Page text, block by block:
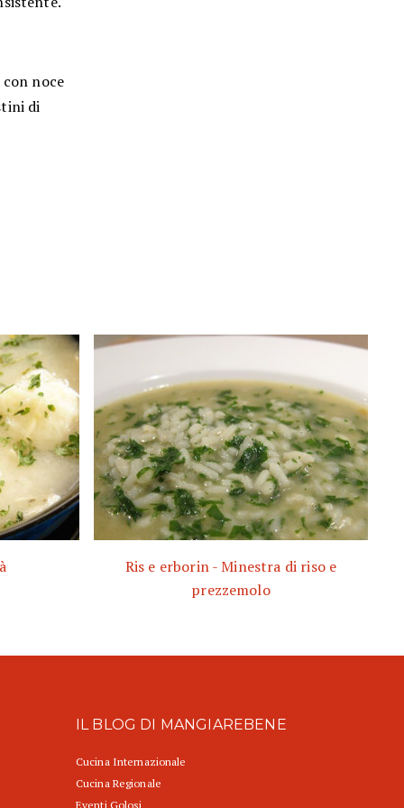
noce
di
Ris e erborin - Minestra di riso e
prezzemolo
IL BLOG DI MANGIAREBENE
Cucina Internazionale
Cucina Regionale
Eventi Golosi